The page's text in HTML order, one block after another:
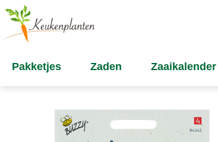
Pakketjes Zaden Zaaikalender